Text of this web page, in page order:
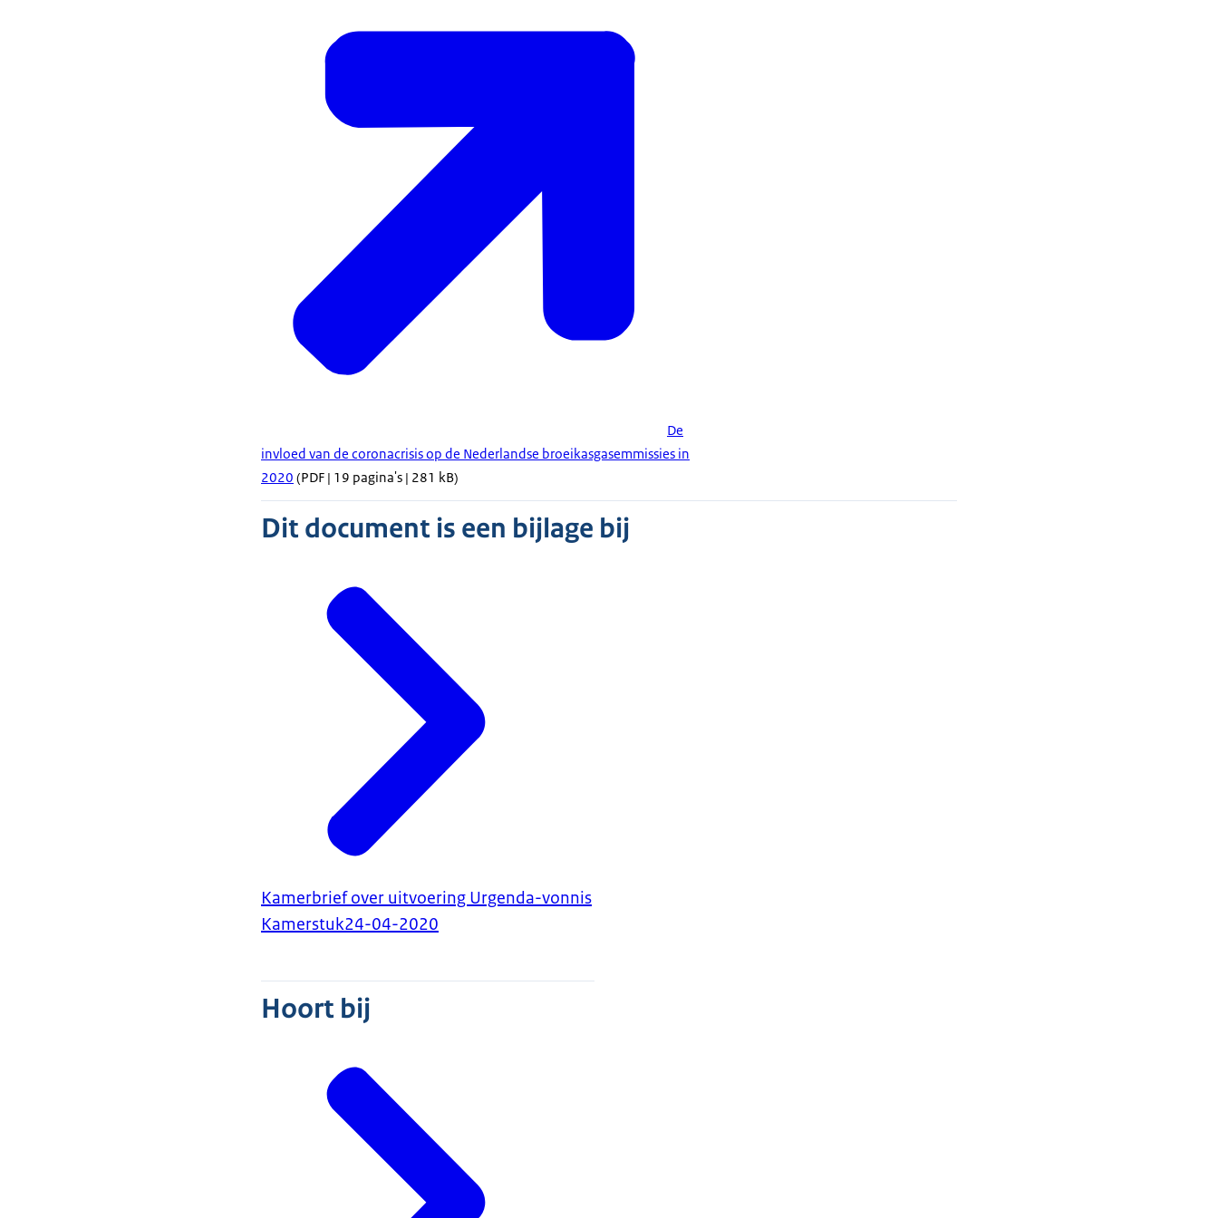
De
invloed van de coronacrisis op de Nederlandse broeikasgasemmissies in
2020 (PDF | 19 pagina's | 281 kB)
Dit document is een bijlage bij
Kamerbrief over uitvoering Urgenda-vonnis
Kamerstuk24-04-2020
Hoort bij